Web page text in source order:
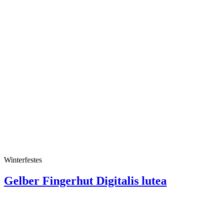
Winterfestes
Gelber Fingerhut Digitalis lutea